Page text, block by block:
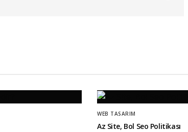
WEB TASARIM
Az Site, Bol Seo Politikası